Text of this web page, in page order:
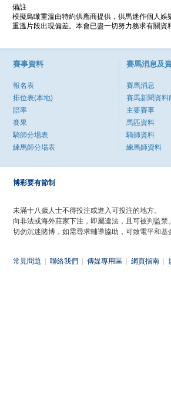
備註
模擬鳥瞰重溫由特約供應商提供，供馬迷作個人
重溫片段出現偏差。本會已盡一切努力務求有關
賽事資料
報名表
排位表(本地)
賠率
賽果
騎師分場表
練馬師分場表
賽馬消息及
賽馬消息
賽馬新聞資料
主要賽事
馬匹資料
騎師資料
練馬師資料
博彩要有節制
未滿十八歲人士不得投注或進入可投注的地方。
向非法或海外莊家下注，即屬違法，且可被判監禁。
切勿沉迷賭博，如需尋求輔導協助，可致電平和基
常見問題 聯絡我們 傳媒專用區 網頁指南